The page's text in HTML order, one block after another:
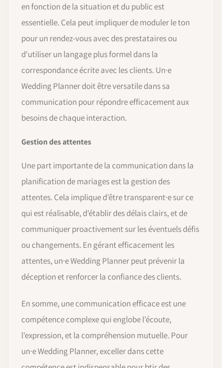
en fonction de la situation et du public est
essentielle. Cela peut impliquer de moduler le ton
pour un rendez-vous avec des prestataires ou
d'utiliser un langage plus formel dans la
correspondance écrite avec les clients. Un·e
Wedding Planner doit être versatile dans sa
communication pour répondre efficacement aux
besoins de chaque interaction.
Gestion des attentes
Une part importante de la communication dans la
planification de mariages est la gestion des
attentes. Cela implique d'être transparent·e sur ce
qui est réalisable, d'établir des délais clairs, et de
communiquer proactivement sur les éventuels défis
ou changements. En gérant efficacement les
attentes, un·e Wedding Planner peut prévenir la
déception et renforcer la confiance des clients.
En somme, une communication efficace est une
compétence complexe qui englobe l'écoute,
l'expression, et la compréhension mutuelle. Pour
un·e Wedding Planner, exceller dans cette